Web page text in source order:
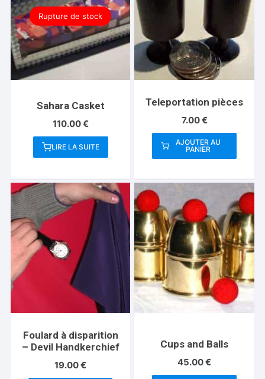
Rupture de stock
Sahara Casket
110.00€
LIRE LA SUITE
Teleportation pièces
7.00€
AJOUTER AU
PANIER
Foulard à disparition
– Devil Handkerchief
19.00€
Cups and Balls
45.00€